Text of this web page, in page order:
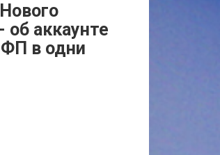
аккаунте
в одни